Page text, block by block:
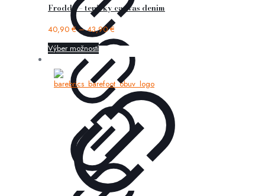
Froddo – tenisky canvas denim
40,90 €–43,90€
Výber možností